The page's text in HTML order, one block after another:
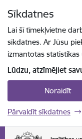
Sīkdatnes
Lai šī tīmekļvietne
sīkdatnes. Ar Jūsu
izmantotas
Lūdzu, atzīmējiet
Noraidīt
Pārvaldīt sīkdatnes